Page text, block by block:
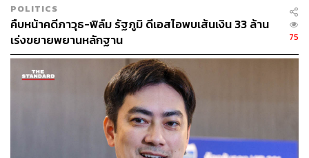
13.80 บาท ส่วนราคาต่ำสุดลดลงไปแตะจุดต่ำสุดที่ 13 บาท
สามารถติดตาม THE STANDARD WEALTH
ผ่านแอปพลิเคชันต่างๆ ที่คุณสะดวกหรือใช้งานอยู่แล้วได้เลย
POLITICS
คืบหน้าคดีภาวุธ-ฟิล์ม รัฐภูมิ ดีเอสไอพบเส้นเงิน 33 ล้าน
เร่งขยายพยานหลักฐาน
75